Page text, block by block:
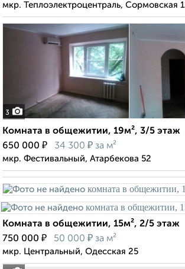
мкр. Теплоэлектроцентраль, Сормовская
3
Комната в общежитии, 19м², 3/5 этаж
650 000 ₽ 34 300 ₽ за м²
мкр. Фестивальный, Атарбекова 52
Комната в общежитии, 15м², 2/5 этаж
750 000 ₽ 50 000 ₽ за м²
мкр. Центральный, Одесская 25